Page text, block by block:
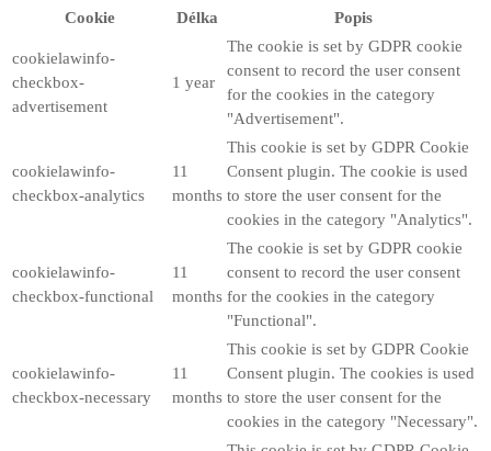
Cookie
Délka Popis
cookielawinfo-
checkbox-
advertisement
1 year
The cookie is set by GDPR cookie
consent to record the user consent
for the cookies in the category
"Advertisement".
cookielawinfo-
checkbox-analytics
11
months
This cookie is set by GDPR Cookie
Consent plugin. The cookie is used
to store the user consent for the
cookies in the category "Analytics".
cookielawinfo-
checkbox-functional
11
months
The cookie is set by GDPR cookie
consent to record the user consent
for the cookies in the category
"Functional".
cookielawinfo-
checkbox-necessary
11
months
This cookie is set by GDPR Cookie
Consent plugin. The cookies is used
to store the user consent for the
cookies in the category "Necessary".